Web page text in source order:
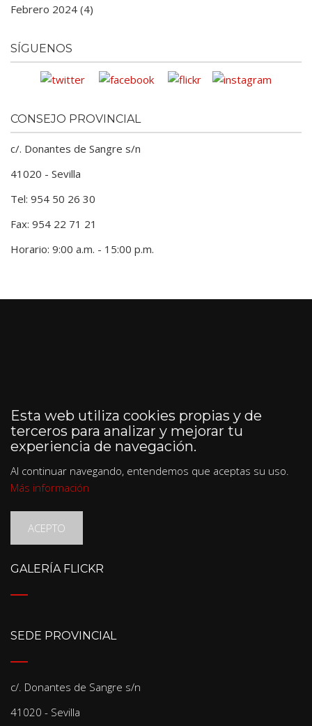
Febrero 2024 (4)
SÍGUENOS
CONSEJO PROVINCIAL
c/. Donantes de Sangre s/n
41020 - Sevilla
Tel: 954 50 26 30
Fax: 954 22 71 21
Horario: 9:00 a.m. - 15:00 p.m.
Esta web utiliza cookies propias y de
terceros para analizar y mejorar tu
experiencia de navegación.
Al continuar navegando, entendemos que aceptas su uso.
Más información
ACEPTO
GALERÍA FLICKR
SEDE PROVINCIAL
c/. Donantes de Sangre s/n
41020 - Sevilla